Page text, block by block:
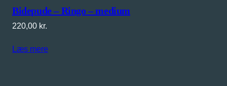
Bidepude – Ringo – medium
220,00 kr.
Læs mere